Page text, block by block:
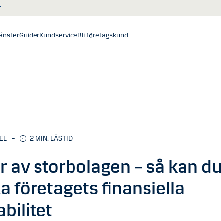
GuiderKundserviceBli företagskund
– 2 MIN. LÄSTID
av storbolagen – så kan du
företagets finansiella